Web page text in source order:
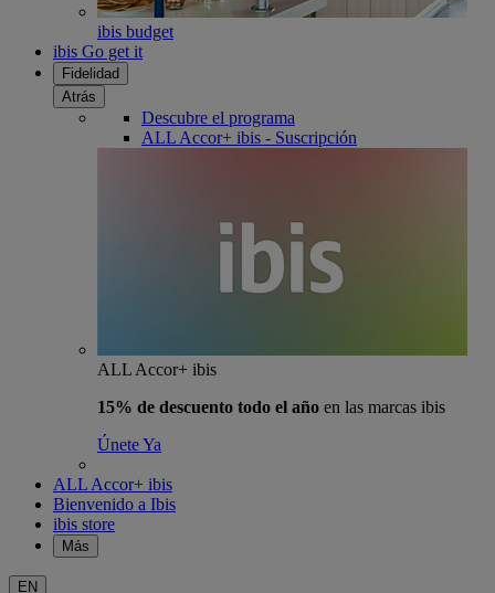
ibis budget
ibis Go get it
Fidelidad
Atrás
Descubre el programa
ALL Accor+ ibis - Suscripción
ALL Accor+ ibis
15% de descuento todo el año en las marcas ibis
Únete Ya
ALL Accor+ ibis
Bienvenido a Ibis
ibis store
Más
EN